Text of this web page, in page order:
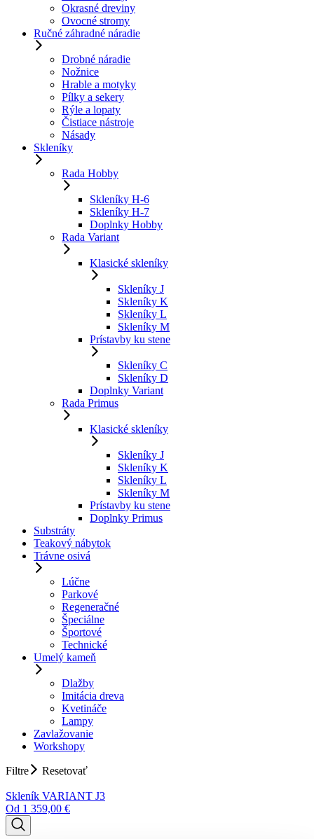
Okrasné dreviny
Ovocné stromy
Ručné záhradné náradie
Drobné náradie
Nožnice
Hrable a motyky
Pílky a sekery
Rýle a lopaty
Čistiace nástroje
Násady
Skleníky
Rada Hobby
Skleníky H-6
Skleníky H-7
Doplnky Hobby
Rada Variant
Klasické skleníky
Skleníky J
Skleníky K
Skleníky L
Skleníky M
Prístavby ku stene
Skleníky C
Skleníky D
Doplnky Variant
Rada Primus
Klasické skleníky
Skleníky J
Skleníky K
Skleníky L
Skleníky M
Prístavby ku stene
Doplnky Primus
Substráty
Teakový nábytok
Trávne osivá
Lúčne
Parkové
Regeneračné
Špeciálne
Športové
Technické
Umelý kameň
Dlažby
Imitácia dreva
Kvetináče
Lampy
Zavlažovanie
Workshopy
Filtre Resetovať
Skleník VARIANT J3
Od 1 359,00 €